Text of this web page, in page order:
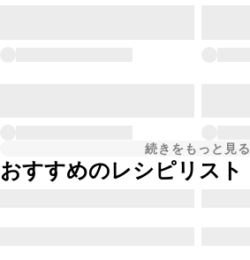
続きをもっと見る
おすすめのレシピリスト